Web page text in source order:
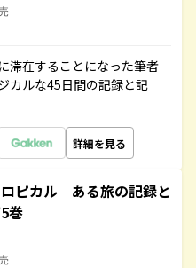
滞在することになった筆者
カルな45日間の記録と記
詳細を見る
ピカル ある旅の記録と
巻